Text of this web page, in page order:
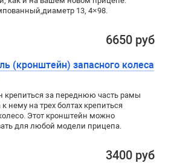
,диаметр 13, 4×98.
6650 руб
(кронштейн) запасного колеса
крепиться за переднюю часть рамы
нему на трех болтах крепиться
Этот кронштейн можно
для любой модели прицепа.
3400 руб